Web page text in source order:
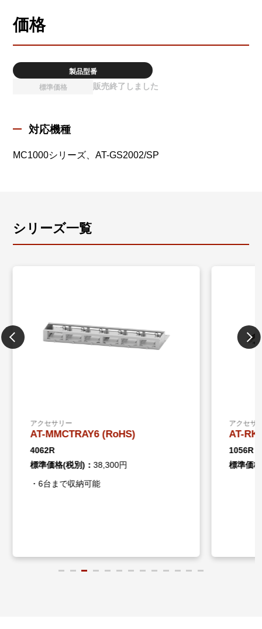
価格
製品型番
標準価格
販売終了しました
対応機種
MC1000シリーズ、AT-GS2002/SP
シリーズ一覧
アクセサリー
AT-RKMT-SL01 (RoHS)
1056R
標準価格(税別)：60,000円
アクセ
AT-
4732R
標準